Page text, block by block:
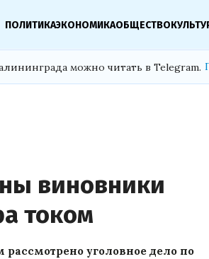
ПОЛИТИКАЭКОНОМИКАОБЩЕСТВО
можно читать в Telegram.
виновники
током
уголовное дело по